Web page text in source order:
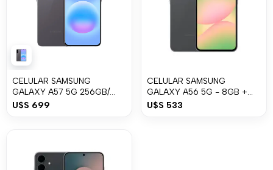
CELULAR SAMSUNG
GALAXY A57 5G 256GB/
8GB RAM
U$S 699
CELULAR SAMSUNG
GALAXY A56 5G - 8GB +
256GB Awesome Graphite
U$S 533